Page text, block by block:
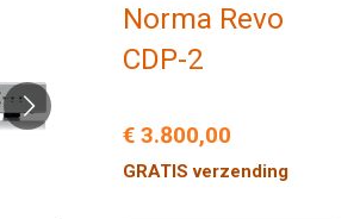
Norma Revo
CDP-2
€ 3.800,00
GRATIS verzending